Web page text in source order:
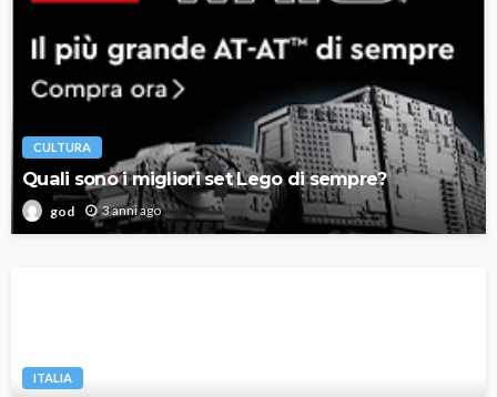
CULTURA
Quali sono i migliori set Lego di sempre?
god 3 anni ago
ITALIA